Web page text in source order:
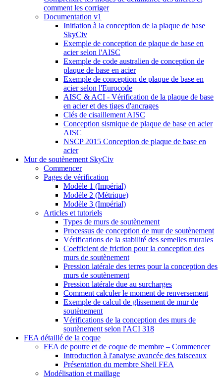
comment les corriger
Documentation v1
Initiation à la conception de la plaque de base
SkyCiv
Exemple de conception de plaque de base en
acier selon l'AISC
Exemple de code australien de conception de
plaque de base en acier
Exemple de conception de plaque de base en
acier selon l'Eurocode
AISC & ACI - Vérification de la plaque de base
en acier et des tiges d'ancrages
Clés de cisaillement AISC
Conception sismique de plaque de base en acier
AISC
NSCP 2015 Conception de plaque de base en
acier
Mur de soutènement SkyCiv
Commencer
Pages de vérification
Modèle 1 (Impérial)
Modèle 2 (Métrique)
Modèle 3 (Impérial)
Articles et tutoriels
Types de murs de soutènement
Processus de conception de mur de soutènement
Vérifications de la stabilité des semelles murales
Coefficient de friction pour la conception des
murs de soutènement
Pression latérale des terres pour la conception des
murs de soutènement
Pression latérale due au surcharges
Comment calculer le moment de renversement
Exemple de calcul de glissement de mur de
soutènement
Vérifications de la conception des murs de
soutènement selon l'ACI 318
FEA détaillé de la coque
FEA de poutre et de coque de membre – Commencer
Introduction à l'analyse avancée des faisceaux
Présentation du membre Shell FEA
Modélisation et maillage